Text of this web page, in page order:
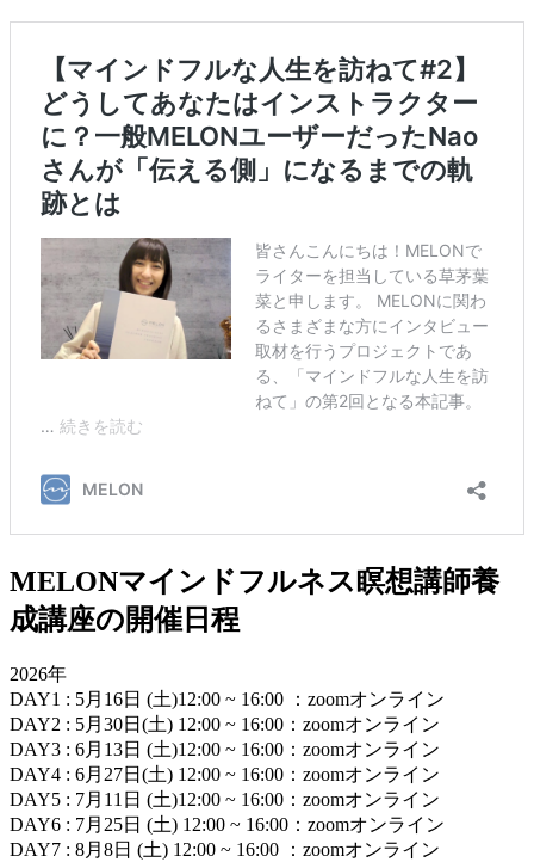
MELONマインドフルネス瞑想講師養
成講座の開催日程
2026年
DAY1 : 5月16日 (土)12:00 ~ 16:00 ：zoomオンライン
DAY2 : 5月30日(土) 12:00 ~ 16:00：zoomオンライン
DAY3 : 6月13日 (土)12:00 ~ 16:00：zoomオンライン
DAY4 : 6月27日(土) 12:00 ~ 16:00：zoomオンライン
DAY5 : 7月11日 (土)12:00 ~ 16:00：zoomオンライン
DAY6 : 7月25日 (土) 12:00 ~ 16:00：zoomオンライン
DAY7 : 8月8日 (土) 12:00 ~ 16:00 ：zoomオンライン